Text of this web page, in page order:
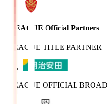
J.LEAGUE Official Partners
J.LEAGUE TITLE PARTNER
J.LEAGUE OFFICIAL